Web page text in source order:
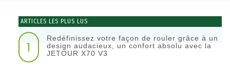
ARTICLES LES PLUS LUS
1
Redéfinissez votre façon de rouler grâce à un
design audacieux, un confort absolu avec la
JETOUR X70 V3